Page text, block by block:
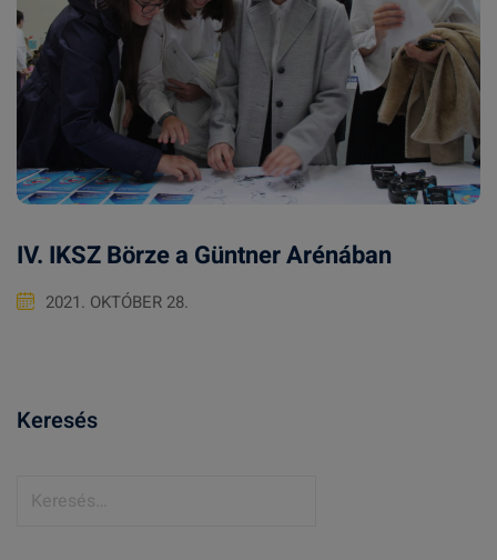
IV. IKSZ Börze a Güntner Arénában
2021. OKTÓBER 28.
Keresés